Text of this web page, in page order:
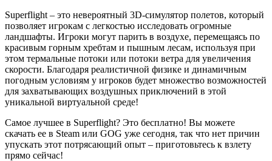
Superflight – это невероятный 3D-симулятор полетов, который
позволяет игрокам с легкостью исследовать огромные
ландшафты. Игроки могут парить в воздухе, перемещаясь по
красивым горным хребтам и пышным лесам, используя при
этом термальные потоки или потоки ветра для увеличения
скорости. Благодаря реалистичной физике и динамичным
погодным условиям у игроков будет множество возможностей
для захватывающих воздушных приключений в этой
уникальной виртуальной среде!
Самое лучшее в Superflight? Это бесплатно! Вы можете
скачать ее в Steam или GOG уже сегодня, так что нет причин
упускать этот потрясающий опыт – приготовьтесь к взлету
прямо сейчас!